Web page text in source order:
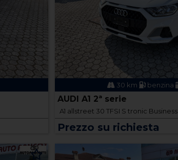
30 km benzina
AUDI A1 2ª serie
A1 allstreet 30 TFSI S tronic Business
Prezzo su richiesta